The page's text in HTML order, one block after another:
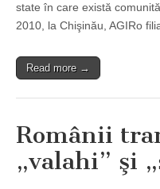
state în care există
2010, la Chişinău, AGIRo
Read more →
Românii
„valahi” şi